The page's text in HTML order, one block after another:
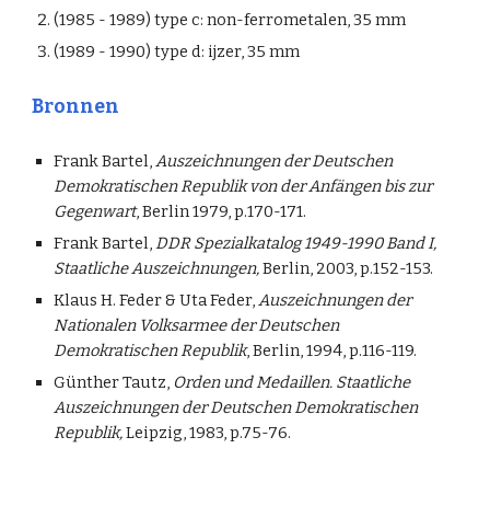
(1985 - 1989) type c: non-ferrometalen, 35 mm
(1989 - 1990) type d: ijzer, 35 mm
Bronnen
Frank Bartel,Auszeichnungen der Deutschen
Demokratischen Republik von der Anfängen bis zur
Gegenwart, Berlin 1979, p.170-171.
Frank Bartel,DDR Spezialkatalog 1949-1990 Band I,
Staatliche Auszeichnungen,Berlin, 2003, p.152-153.
Klaus H. Feder & Uta Feder,Auszeichnungen der
Nationalen Volksarmee der Deutschen
Demokratischen Republik, Berlin, 1994, p.116-119.
Günther Tautz, Orden und Medaillen. Staatliche
Auszeichnungen der Deutschen Demokratischen
Republik,Leipzig, 1983, p.75-76.